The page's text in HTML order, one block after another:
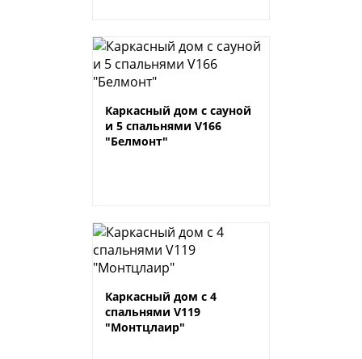
Каркасный дом с сауной
и 5 спальнями V166
"Белмонт"
Каркасный дом с 4
спальнями V119
"Монтцлаир"